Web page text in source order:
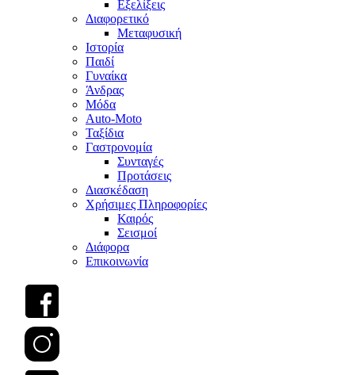
Εξελίξεις
Διαφορετικό
Μεταφυσική
Ιστορία
Παιδί
Γυναίκα
Άνδρας
Μόδα
Auto-Moto
Ταξίδια
Γαστρονομία
Συνταγές
Προτάσεις
Διασκέδαση
Χρήσιμες Πληροφορίες
Καιρός
Σεισμοί
Διάφορα
Επικοινωνία